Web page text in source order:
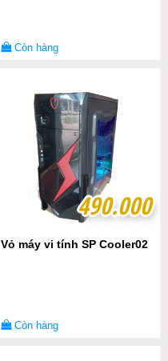
Còn hàng
490.000
490.000
Vỏ máy vi tính SP Cooler02
Còn hàng